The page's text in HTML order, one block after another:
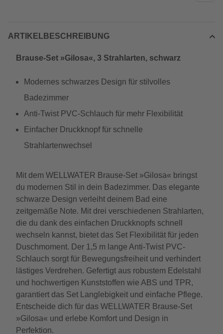
ARTIKELBESCHREIBUNG
Brause-Set »Gilosa«, 3 Strahlarten, schwarz
Modernes schwarzes Design für stilvolles
Badezimmer
Anti-Twist PVC-Schlauch für mehr Flexibilität
Einfacher Druckknopf für schnelle
Strahlartenwechsel
Mit dem WELLWATER Brause-Set »Gilosa« bringst
du modernen Stil in dein Badezimmer. Das elegante
schwarze Design verleiht deinem Bad eine
zeitgemäße Note. Mit drei verschiedenen Strahlarten,
die du dank des einfachen Druckknopfs schnell
wechseln kannst, bietet das Set Flexibilität für jeden
Duschmoment. Der 1,5 m lange Anti-Twist PVC-
Schlauch sorgt für Bewegungsfreiheit und verhindert
lästiges Verdrehen. Gefertigt aus robustem Edelstahl
und hochwertigen Kunststoffen wie ABS und TPR,
garantiert das Set Langlebigkeit und einfache Pflege.
Entscheide dich für das WELLWATER Brause-Set
»Gilosa« und erlebe Komfort und Design in
Perfektion.